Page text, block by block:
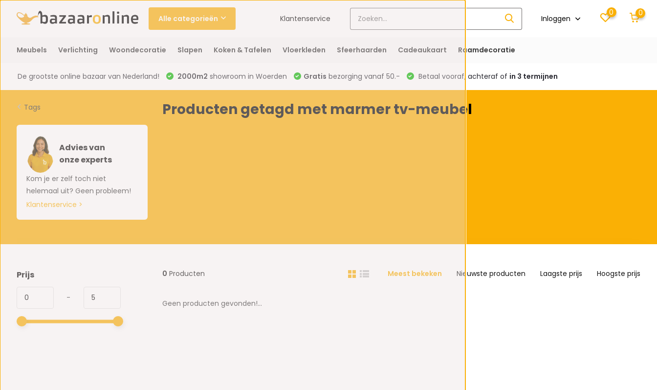
Alle categorieën Klantenservice Inloggen
0 0
Meubels Verlichting Woondecoratie Slapen Koken & Tafelen Vloerkleden Sfeerhaarden Cadeaukaart Raamdecoratie
De grootste online bazaar van Nederland! 2000m2 showroom in Woerden Gratis bezorging vanaf 50.- Betaal vooraf, achteraf of in 3 termijnen
Tags
Advies van
onze experts
Kom je er zelf toch niet
helemaal uit? Geen probleem!
Klantenservice >
Producten getagd met marmer tv-meubel
Prijs
-
0 Producten Meest bekeken Nieuwste producten Laagste prijs Hoogste prijs
Geen producten gevonden!...